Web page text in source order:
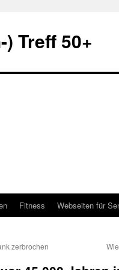
Treff 50+
Fitness Webseiten für
zerbrochen